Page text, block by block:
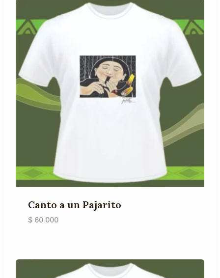
Canto a un Pajarito
$60.000